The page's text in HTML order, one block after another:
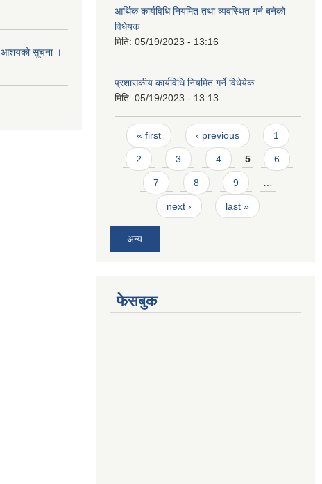
आशयको सूचना ।
आर्थिक कार्यविधि नियमित तथा व्यवस्थित गर्न बनेको
विधेयक
मिति: 05/19/2023 - 13:16
प्रशासकीय कार्यविधि नियमित गर्ने विधेयेक
मिति: 05/19/2023 - 13:13
Pages
« first ‹ previous 1
2 3 4 5 6
7 8 9 …
next › last »
अन्य
फेसबुक